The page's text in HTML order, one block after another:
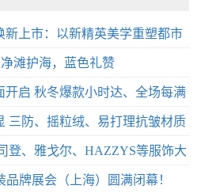
新上市：以新精英美学重塑都市
滩护海，蓝色礼赞
开启 秋冬爆款小时达、全场每满
三防、摇粒绒、易打理抗皱材质
登、雅戈尔、HAZZYS等服饰大
牌展会（上海）圆满闭幕！